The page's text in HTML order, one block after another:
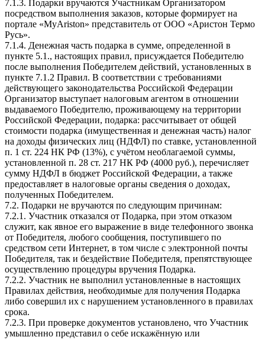
7.1.3. Подарки вручаются Участникам Организатором
посредством выполнения заказов, которые формирует на
портале «MyAriston» представитель от ООО «Аристон Термо
Русь».
7.1.4. Денежная часть подарка в сумме, определенной в
пункте 5.1., настоящих правил, присуждается Победителю
после выполнения Победителем действий, установленных в
пункте 7.1.2 Правил. В соответствии с требованиями
действующего законодательства Российской Федерации
Организатор выступает налоговым агентом в отношении
выдаваемого Победителю, проживающему на территории
Российской Федерации, подарка: рассчитывает от общей
стоимости подарка (имущественная и денежная часть) налог
на доходы физических лиц (НДФЛ) по ставке, установленной
п. 1 ст. 224 НК РФ (13%), с учётом необлагаемой суммы,
установленной п. 28 ст. 217 НК РФ (4000 руб.), перечисляет
сумму НДФЛ в бюджет Российской Федерации, а также
предоставляет в налоговые органы сведения о доходах,
полученных Победителем.
7.2. Подарки не вручаются по следующим причинам:
7.2.1. Участник отказался от Подарка, при этом отказом
служит, как явное его выражение в виде телефонного звонка
от Победителя, любого сообщения, поступившего по
средством сети Интернет, в том числе с электронной почты
Победителя, так и бездействие Победителя, препятствующее
осуществлению процедуры вручения Подарка.
7.2.2. Участник не выполнил установленные в настоящих
Правилах действия, необходимые для получения Подарка
либо совершил их с нарушением установленного в правилах
срока.
7.2.3. При проверке документов установлено, что Участник
умышленно представил о себе искажённую или